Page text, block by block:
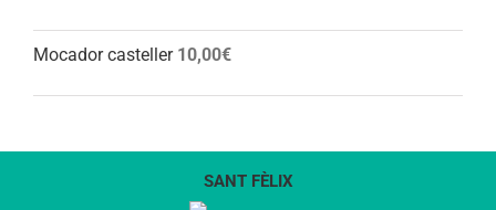
Mocador casteller 10,00€
SANT FÈLIX